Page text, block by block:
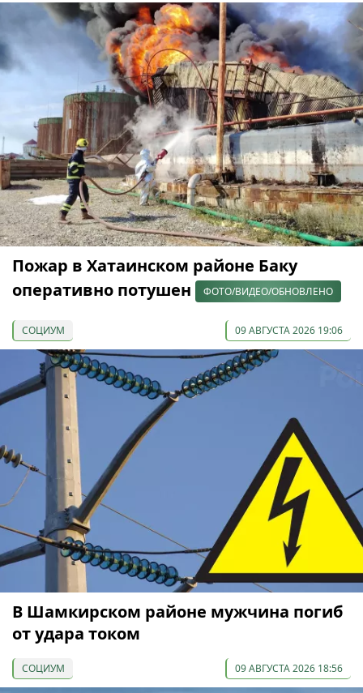
Пожар в Хатаинском районе Баку
оперативно потушен
ФОТО/ВИДЕО/ОБНОВЛЕНО
СОЦИУМ 09 АВГУСТА 2026 19:06
В Шамкирском районе мужчина погиб
от удара током
СОЦИУМ 09 АВГУСТА 2026 18:56